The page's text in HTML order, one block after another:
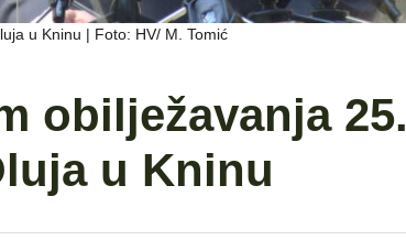
u Kninu | Foto: HV/ M. Tomić
obilježavanja 25.
u Kninu